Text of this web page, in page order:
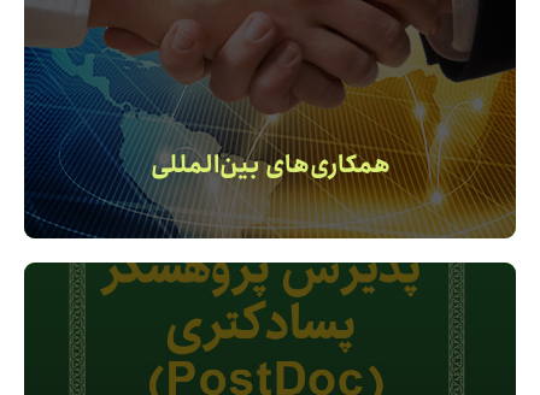
همکاری‌های بین‌‌المللی
تفاهم نامه‌ها ، فعالیت‌های مشترک